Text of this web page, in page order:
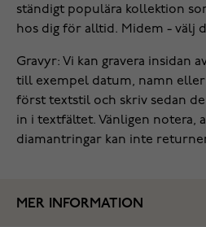
ständigt populära kollektion
hos dig för alltid. Midem - välj
Gravyr: Vi kan gravera insidan
till exempel datum, namn eller
först textstil och skriv sedan
in i textfältet. Vänligen notera,
diamantringar kan inte
MER INFORMATION